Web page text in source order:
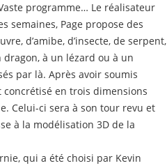
programme… Le réalisateur
semaines, Page propose des
d’amibe, d’insecte, de serpent,
à un lézard ou à un
par là. Après avoir soumis
en trois dimensions
Celui-ci sera à son tour revu et
à la modélisation 3D de la
qui a été choisi par Kevin